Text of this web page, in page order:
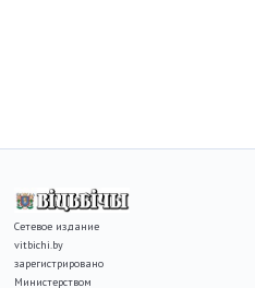
Сетевое издание
vitbichi.by
зарегистрировано
Министерством